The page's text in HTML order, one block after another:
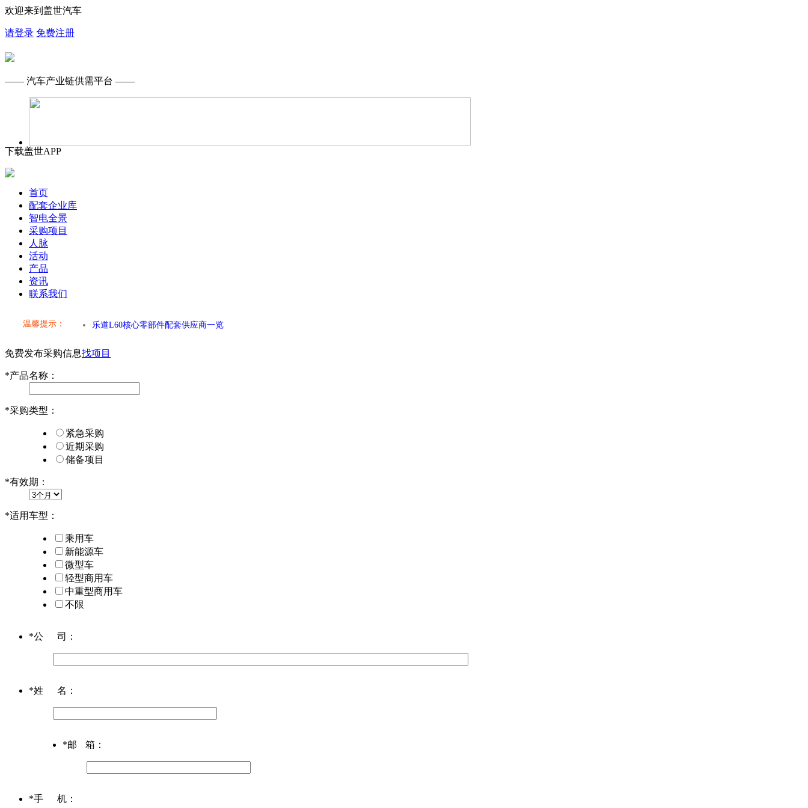
欢迎来到盖世汽车
请登录 免费注册
—— 汽车产业链供需平台 ——
下载盖世APP
首页
配套企业库
智电全景
采购项目
人脉
活动
产品
资讯
联系我们
温馨提示：
小米SU7核心零部件配套供应商一览
免费发布采购信息找项目
*产品名称：
*采购类型：
紧急采购
近期采购
储备项目
*有效期：
*适用车型：
乘用车
新能源车
微型车
轻型商用车
中重型商用车
不限
*公司 ：
*姓名 ：
*邮箱 ：
*手机 ：